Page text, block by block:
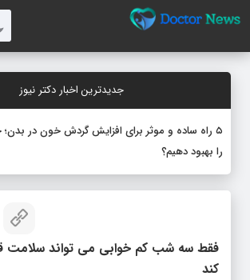
جدیدترین اخبار دکتر نیوز
۵ راه ساده و موثر برای افزایش گردش خون در
را بهبود دهیم؟
فقط سه شب کم‌ خوابی می‌ تواند سلامت
کند